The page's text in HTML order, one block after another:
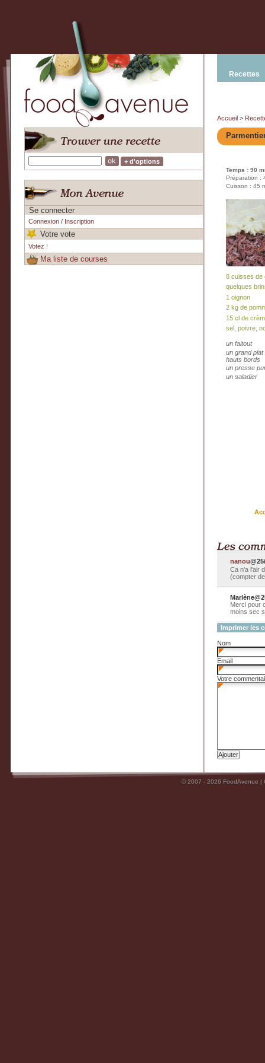
+ d'options
Se connecter
Connexion/ Inscription
Votre vote
Votez !
Ma liste de courses
Recettes
Accueil >
Temps : 90
Préparation :
Cuisson : 45
8 cuisses de
quelques
1 oignon
2 kg de
15 cl de
sel, poivre,
un faitout
un grand
hauts bords
un presse
un saladier
nanou
Ca n'a l'air
(compter
Merci pour
moins sec
Imprimer les
Nom
Email
Votre
© 2007 - 2026 FoodAvenue |